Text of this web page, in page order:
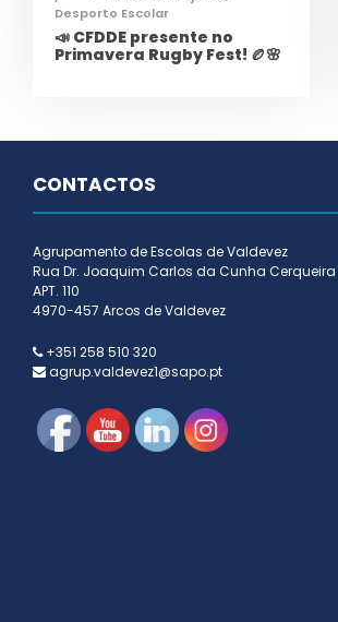
Desporto Escolar
📣 CFDDE presente no
Primavera Rugby Fest! 🏉🌸
CONTACTOS
Agrupamento de Escolas de Valdevez
Rua Dr. Joaquim Carlos da Cunha Cerqueira
APT. 110
4970-457 Arcos de Valdevez
+351 258 510 320
agrup.valdevez1@sapo.pt